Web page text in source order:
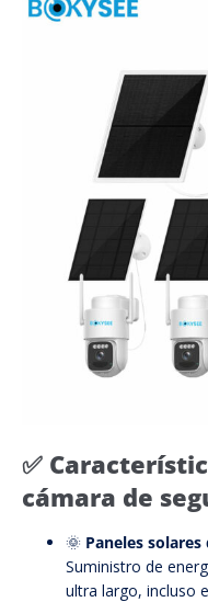
✅
cámara de
🌞 Paneles
Suministro de
ultra largo, incluso